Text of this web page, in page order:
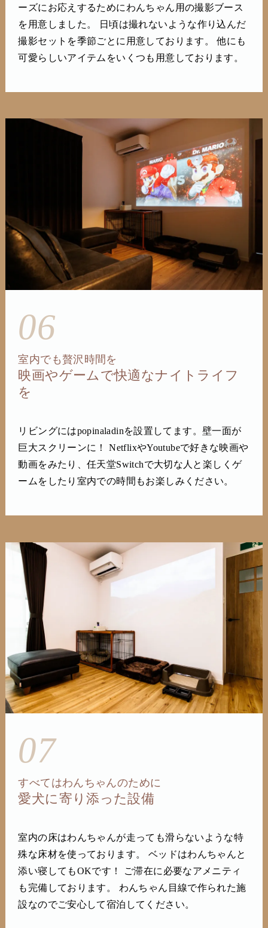
ーズにお応えするためにわんちゃん用の撮影ブース
を用意しました。 日頃は撮れないような作り込んだ
撮影セットを季節ごとに用意しております。 他にも
可愛らしいアイテムをいくつも用意しております。
06
室内でも贅沢時間を
映画やゲームで快適なナイトライフ
を
リビングにはpopinaladinを設置してます。壁一面が
巨大スクリーンに！ NetflixやYoutubeで好きな映画や
動画をみたり、任天堂Switchで大切な人と楽しくゲ
ームをしたり室内での時間もお楽しみください。
07
すべてはわんちゃんのために
愛犬に寄り添った設備
室内の床はわんちゃんが走っても滑らないような特
殊な床材を使っております。 ベッドはわんちゃんと
添い寝してもOKです！ ご滞在に必要なアメニティ
も完備しております。 わんちゃん目線で作られた施
設なのでご安心して宿泊してください。